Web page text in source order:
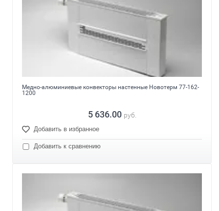
Медно-алюминиевые конвекторы настенные Новотерм 77-162-
1200
5 636.00 руб.
Добавить в избранное
Добавить к сравнению